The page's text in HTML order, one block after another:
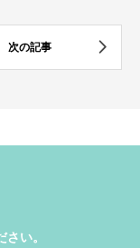
い。